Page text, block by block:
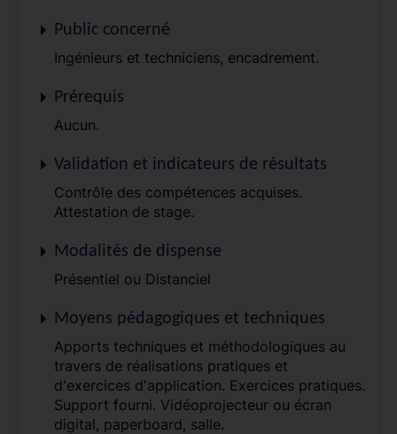
Public concerné
Ingénieurs et techniciens, encadrement.
Prérequis
Aucun.
Validation et indicateurs de résultats
Contrôle des compétences acquises.
Attestation de stage.
Modalités de dispense
Présentiel ou Distanciel
Moyens pédagogiques et techniques
Apports techniques et méthodologiques au
travers de réalisations pratiques et
d'exercices d'application. Exercices pratiques.
Support fourni. Vidéoprojecteur ou écran
digital, paperboard, salle.